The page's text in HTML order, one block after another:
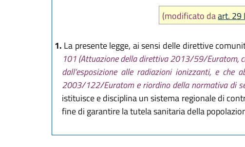
(modificato daart. 29
1. La presente legge, ai sensi delle direttive
101 (Attuazione della direttiva 2013/59/Euratom,
dall’esposizione alle radiazioni ionizzanti, e
2003/122/Euratom e riordino della normativa di
istituisce e disciplina un sistema regionale di
fine di garantire la tutela sanitaria della